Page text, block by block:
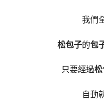
我們
松包子的包
只要經過松
自動